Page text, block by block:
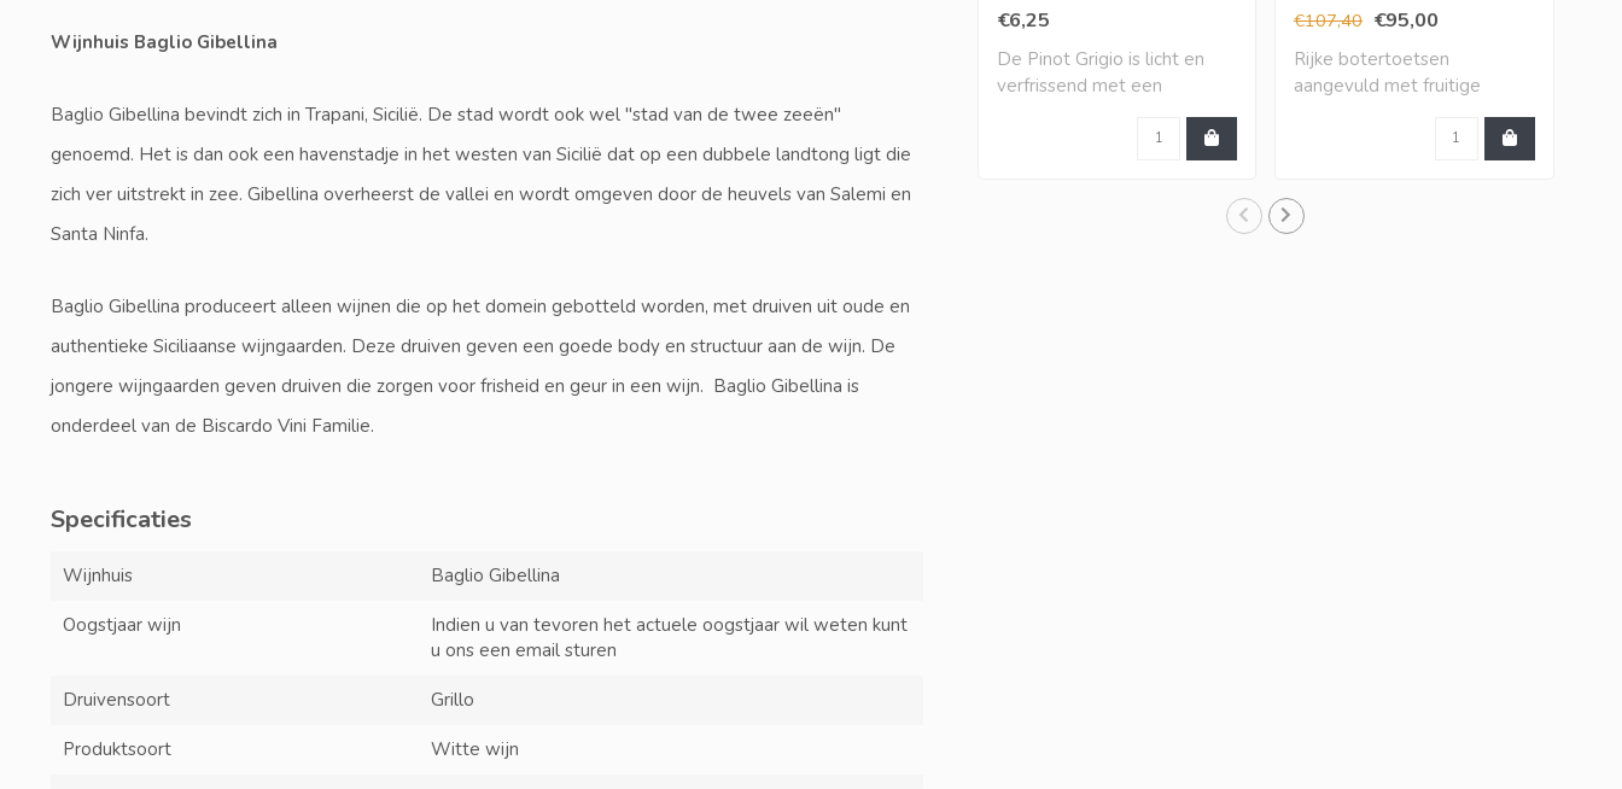
Wijnhuis Baglio Gibellina
Baglio Gibellina bevindt zich in Trapani, Sicilië. De stad wordt ook wel "stad van de twee zeeën"
genoemd. Het is dan ook een havenstadje in het westen van Sicilië dat op een dubbele landtong ligt die
zich ver uitstrekt in zee. Gibellina overheerst de vallei en wordt omgeven door de heuvels van Salemi en
Santa Ninfa.
Baglio Gibellina produceert alleen wijnen die op het domein gebotteld worden, met druiven uit oude en
authentieke Siciliaanse wijngaarden. Deze druiven geven een goede body en structuur aan de wijn. De
jongere wijngaarden geven druiven die zorgen voor frisheid en geur in een wijn. Baglio Gibellina is
onderdeel van de Biscardo Vini Familie.
Specificaties
Wijnhuis Baglio Gibellina
Oogstjaar wijn
Indien u van tevoren het actuele oogstjaar wil weten kunt
u ons een email sturen
Druivensoort Grillo
Produktsoort Witte wijn
€6,25
De Pinot Grigio is licht en
verfrissend met een
€107,40 €95,00
Rijke botertoetsen
aangevuld met fruitige